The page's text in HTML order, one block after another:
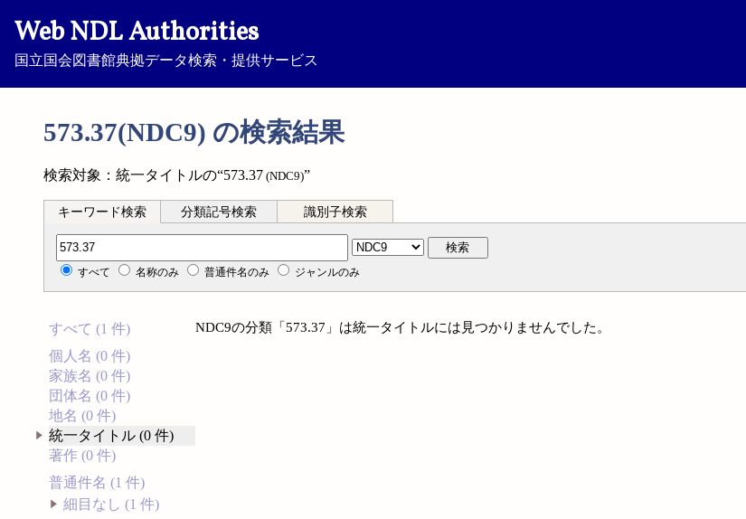
Web NDL Authorities
国立国会図書館典拠データ検索・提供サービス
573.37(NDC9) の検索結果
検索対象：統一タイトルの“573.37 (NDC9)”
キーワード検索 分類記号検索 識別子検索
分類記号検索 検索
すべて 名称のみ 普通件名のみ ジャンルのみ
すべて (1 件)
個人名 (0 件)
家族名 (0 件)
団体名 (0 件)
地名 (0 件)
統一タイトル (0 件)
著作 (0 件)
普通件名 (1 件)
細目なし (1 件)
NDC9の分類「573.37」は統一タイトルには見つかりませんでした。